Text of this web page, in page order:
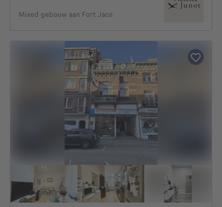
Mixed gebouw aan Fort Jaco